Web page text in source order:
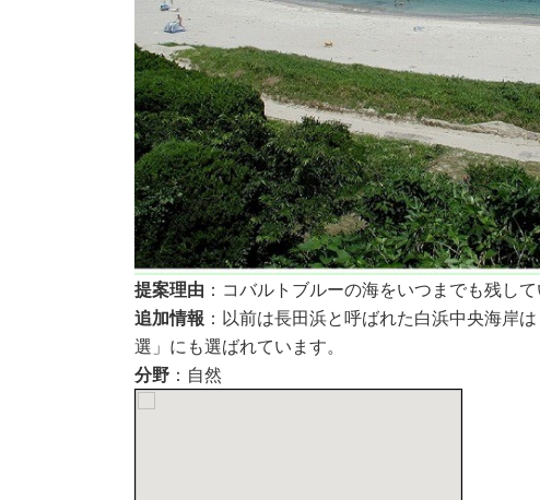
提案理由 ：コバルトブルーの海をいつまでも残して
追加情報 ：以前は長田浜と呼ばれた白浜中央海岸
選」にも選ばれています。
分野 ：自然